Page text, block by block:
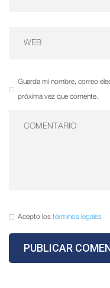
Guarda mi nombre, correo
próxima vez que comente.
Acepto los términos legales